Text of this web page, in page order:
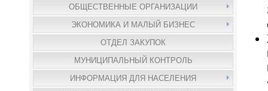
ОБЩЕСТВЕННЫЕ ОРГАНИЗАЦИИ
ЭКОНОМИКА И МАЛЫЙ БИЗНЕС
ОТДЕЛ ЗАКУПОК
МУНИЦИПАЛЬНЫЙ КОНТРОЛЬ
ИНФОРМАЦИЯ ДЛЯ НАСЕЛЕНИЯ